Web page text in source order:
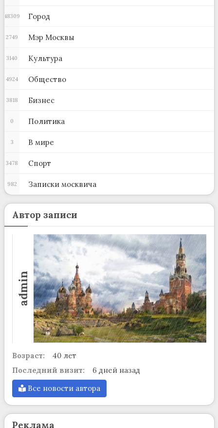
Город
48309
Мэр Москвы
2749
Культура
3140
Общество
4924
Бизнес
3818
Политика
0
В мире
3
Спорт
3478
Записки москвича
982
Автор записи
admin
Возраст:
40 лет
Последний визит:
6 дней назад
Все новости автора
Реклама